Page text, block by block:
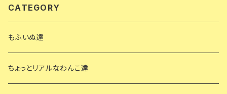
CATEGORY
もふいぬ達
ちょっとリアルなわんこ達